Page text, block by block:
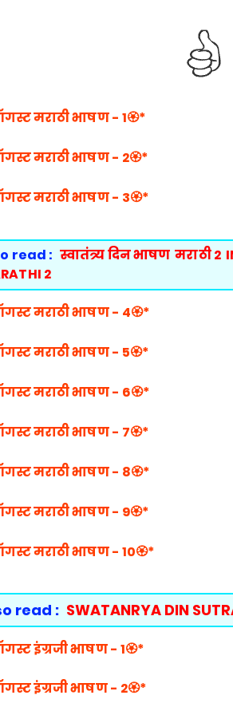
मराठी भाषण - 1🏵️*
मराठी भाषण - 2🏵️*
मराठी भाषण - 3🏵️*
read : स्वातंत्र्य दिन भाषण  मराठी 2
2
मराठी भाषण - 4🏵️*
मराठी भाषण - 5🏵️*
मराठी भाषण - 6🏵️*
मराठी भाषण - 7🏵️*
मराठी भाषण - 8🏵️*
मराठी भाषण - 9🏵️*
मराठी भाषण - 10🏵️*
read : SWATANRYA DIN
इंग्रजी भाषण - 1🏵️*
इंग्रजी भाषण - 2🏵️*